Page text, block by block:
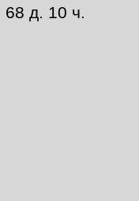
68 д. 10 ч.